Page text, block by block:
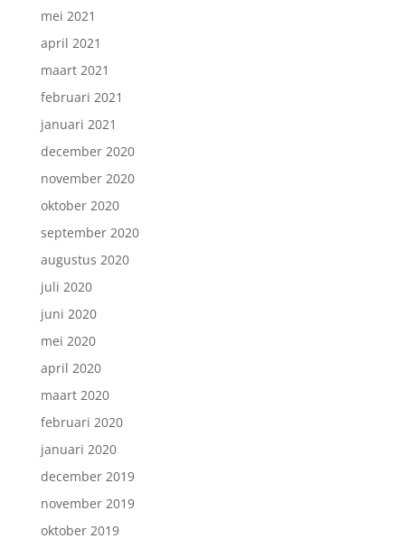
mei 2021
april 2021
maart 2021
februari 2021
januari 2021
december 2020
november 2020
oktober 2020
september 2020
augustus 2020
juli 2020
juni 2020
mei 2020
april 2020
maart 2020
februari 2020
januari 2020
december 2019
november 2019
oktober 2019